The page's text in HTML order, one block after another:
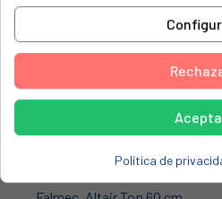
5 mallas de filtro de aluminio
Extraíble y apto para lavavajillas.
Accesorio compatible solo con
Falmec, Altair 60 / 90 cm
Falmec, Concorde 60 / 90 / 120
Política de